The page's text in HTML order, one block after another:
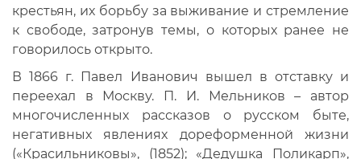
крестьян, их борьбу за выживание и стремление
к свободе, затронув темы, о которых ранее не
говорилось открыто.
В 1866 г. Павел Иванович вышел в отставку и
переехал в Москву. П. И. Мельников – автор
многочисленных рассказов о русском быте,
негативных явлениях дореформенной жизни
(«Красильниковы», (1852); «Дедушка Поликарп»,